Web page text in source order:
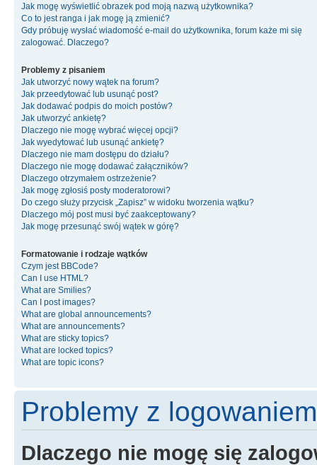
Jak mogę wyświetlić obrazek pod moją nazwą użytkownika?
Co to jest ranga i jak mogę ją zmienić?
Gdy próbuję wysłać wiadomość e-mail do użytkownika, forum każe mi się
zalogować. Dlaczego?
Problemy z pisaniem
Jak utworzyć nowy wątek na forum?
Jak przeedytować lub usunąć post?
Jak dodawać podpis do moich postów?
Jak utworzyć ankietę?
Dlaczego nie mogę wybrać więcej opcji?
Jak wyedytować lub usunąć ankietę?
Dlaczego nie mam dostępu do działu?
Dlaczego nie mogę dodawać załączników?
Dlaczego otrzymałem ostrzeżenie?
Jak mogę zgłosiś posty moderatorowi?
Do czego służy przycisk „Zapisz” w widoku tworzenia wątku?
Dlaczego mój post musi być zaakceptowany?
Jak mogę przesunąć swój wątek w górę?
Formatowanie i rodzaje wątków
Czym jest BBCode?
Can I use HTML?
What are Smilies?
Can I post images?
What are global announcements?
What are announcements?
What are sticky topics?
What are locked topics?
What are topic icons?
Problemy z
Dlaczego nie mogę się